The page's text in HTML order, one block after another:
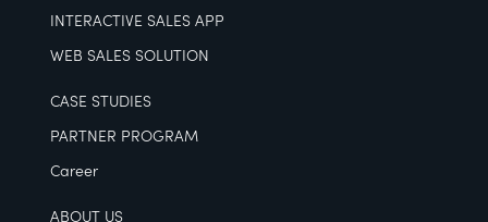
INTERACTIVE SALES APP
WEB SALES SOLUTION
CASE STUDIES
PARTNER PROGRAM
Career
ABOUT US